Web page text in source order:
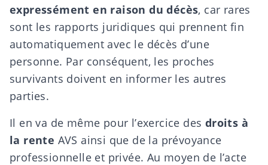
expressément en raison du décès, car rares
sont les rapports juridiques qui prennent fin
automatiquement avec le décès d’une
personne. Par conséquent, les proches
survivants doivent en informer les autres
parties.
Il en va de même pour l’exercice des droits à
la rente AVS ainsi que de la prévoyance
professionnelle et privée. Au moyen de l’acte